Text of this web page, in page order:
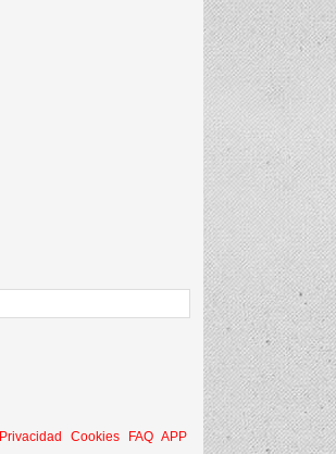
Privacidad Cookies FAQ APP